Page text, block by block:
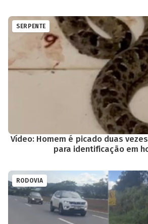
SERPENTE
Vídeo: Homem é picado duas
para identificação em
RODOVIA